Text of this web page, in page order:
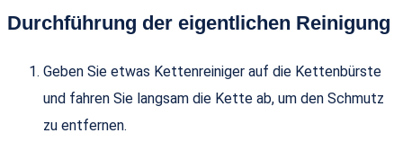
Durchführung der eigentlichen Reinigung
Geben Sie etwas Kettenreiniger auf die Kettenbürste
und fahren Sie langsam die Kette ab, um den Schmutz
zu entfernen.